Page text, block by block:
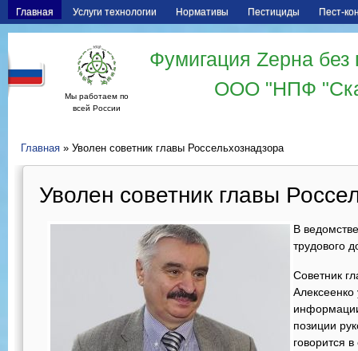
Главная Услуги технологии Нормативы Пестициды Пест-
Мы работаем по
всей России
Фумигация Zерна
ООО "НПФ
Главная » Уволен советник главы Россельхознадзора
Уволен советник главы
В
трудового
Советник
позиции
говорится